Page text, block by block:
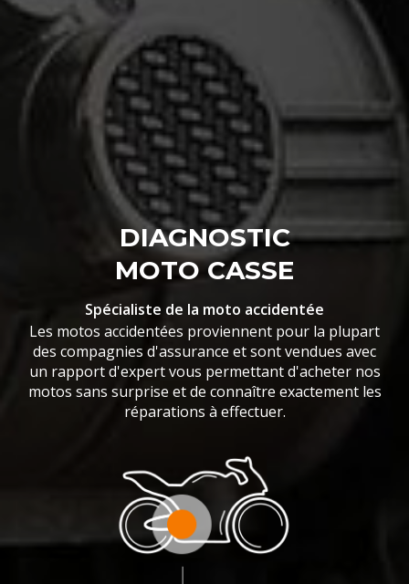
DIAGNOSTIC
MOTO CASSE
Spécialiste de la moto accidentée
Les motos accidentées proviennent pour la plupart
des compagnies d'assurance et sont vendues avec
un rapport d'expert vous permettant d'acheter nos
motos sans surprise et de connaître exactement les
réparations à effectuer.